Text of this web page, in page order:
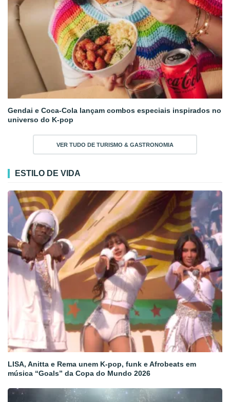
Gendai e Coca-Cola lançam combos especiais inspirados no
universo do K-pop
VER TUDO DE TURISMO & GASTRONOMIA
ESTILO DE VIDA
LISA, Anitta e Rema unem K-pop, funk e Afrobeats em
música “Goals” da Copa do Mundo 2026